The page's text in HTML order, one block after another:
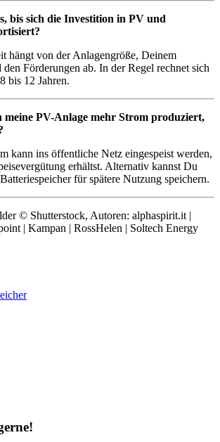
bis sich die Investition in PV und
hängt von der Anlagengröße, Deinem
Förderungen ab. In der Regel rechnet sich
bis 12 Jahren.
meine PV-Anlage mehr Strom produziert,
kann ins öffentliche Netz eingespeist werden,
erhältst. Alternativ kannst Du
für spätere Nutzung speichern.
© Shutterstock, Autoren: alphaspirit.it |
| Kampan | RossHelen | Soltech Energy